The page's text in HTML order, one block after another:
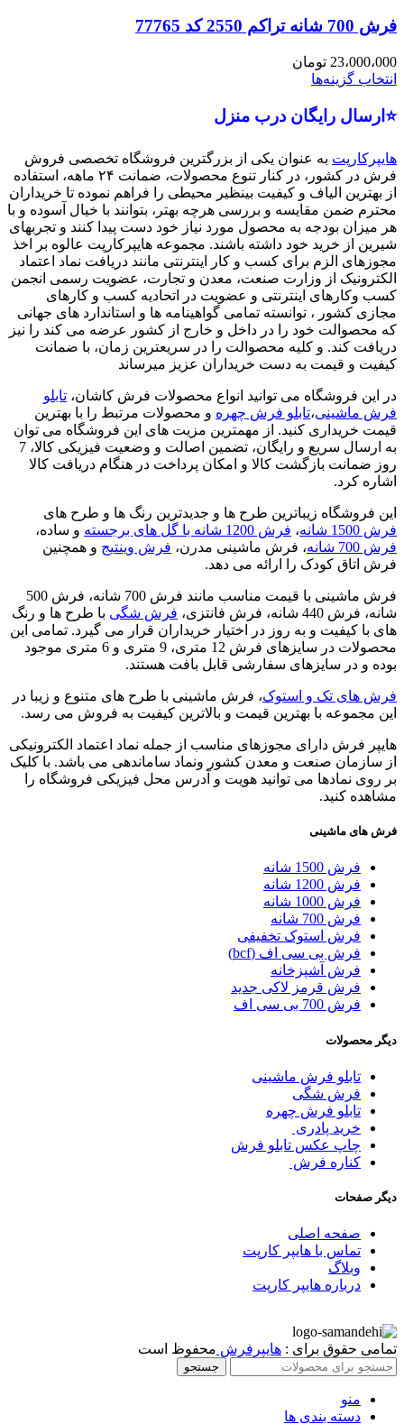
فرش 700 شانه تراکم 2550 کد 77765
23،000،000 تومان
انتخاب گزینه‌ها
⭐ارسال رایگان درب منزل
هایپرکارپت به عنوان یکی از بزرگترین فروشگاه تخصصی فروش
فرش در کشور، در کنار تنوع محصولات، ضمانت ۲۴ ماهه، استفاده
از بهترین الیاف و کیفیت بینظیر محیطی را فراهم نموده تا خریداران
محترم ضمن مقایسه و بررسی هرچه بهتر، بتوانند با خیال آسوده و با
هر میزان بودجه به محصول مورد نیاز خود دست پیدا کنند و تجربهای
شیرین از خرید خود داشته باشند. مجموعه هایپرکارپت عالوه بر اخذ
مجوزهای الزم برای کسب و کار اینترنتی مانند دریافت نماد اعتماد
الکترونیک از وزارت صنعت، معدن و تجارت، عضویت رسمی انجمن
کسب وکارهای اینترنتی و عضویت در اتحادیه کسب و کارهای
مجازی کشور ، توانسته تمامی گواهینامه ها و استاندارد های جهانی
که محصوالت خود را در داخل و خارج از کشور عرضه می کند را نیز
دریافت کند. و کلیه محصوالت را در سریعترین زمان، با ضمانت
کیفیت و قیمت به دست خریداران عزیز میرساند
در این فروشگاه می توانید انواع محصولات فرش کاشان، تابلو
فرش ماشینی،تابلو فرش چهره و محصولات مرتبط را با بهترین
قیمت خریداری کنید. از مهمترین مزیت های این فروشگاه می توان
به ارسال سریع و رایگان، تضمین اصالت و وضعیت فیزیکی کالا، 7
روز ضمانت بازگشت کالا و امکان پرداخت در هنگام دریافت کالا
اشاره کرد.
این فروشگاه زیباترین طرح ها و جدیدترین رنگ ها و طرح های
فرش 1500 شانه
، فرش 1200 شانه با گل های برجسته
و ساده،
فرش 700 شانه
، فرش ماشینی مدرن، فرش وینتیج و همچنین
فرش اتاق کودک را ارائه می دهد.
فرش ماشینی با قیمت مناسب مانند فرش 700 شانه، فرش 500
شانه، فرش 440 شانه، فرش فانتزی،
فرش شگی با طرح ها و رنگ
های با کیفیت و به روز در اختیار خریداران قرار می گیرد. تمامی این
محصولات در سایزهای فرش 12 متری، 9 متری و 6 متری موجود
بوده و در سایزهای سفارشی قابل بافت هستند.
فرش های تک و استوک، فرش ماشینی با طرح های متنوع و زیبا در
این مجموعه با بهترین قیمت و بالاترین کیفیت به فروش می رسد.
هایپر فرش دارای مجوزهای مناسب از جمله نماد اعتماد الکترونیکی
از سازمان صنعت و معدن کشور ونماد ساماندهی می باشد. با کلیک
بر روی نمادها می توانید هویت و آدرس محل فیزیکی فروشگاه را
مشاهده کنید.
فرش های ماشینی
فرش 1500 شانه
فرش 1200 شانه
فرش 1000 شانه
فرش 700 شانه
فرش استوک تخفیفی
فرش بی سی اف (bcf)
فرش آشپزخانه
فرش قرمز لاکی جدید
فرش 700 بی سی اف
دیگر محصولات
تابلو فرش ماشینی
فرش شگی
تابلو فرش چهره
خرید پادری
چاپ عکس تابلو فرش
کناره فرش
دیگر صفحات
صفحه اصلی
تماس با هایپر کارپت
وبلاگ
درباره هایپر کارپت
تمامی حقوق برای : هایپرفرش محفوظ است
جستجو
منو
دسته بندی ها